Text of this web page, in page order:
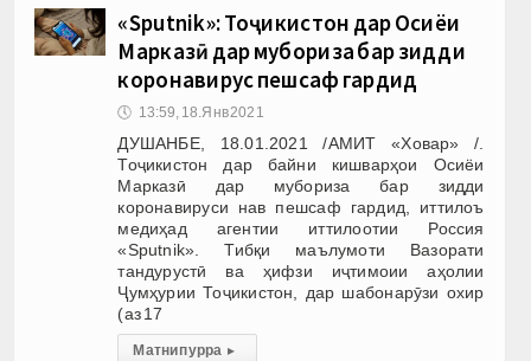
«Sputnik»: Тоҷикистон дар Осиёи
Марказӣ дар мубориза бар зидди
коронавирус пешсаф гардид
🕔 13:59, 18.Янв 2021
ДУШАНБЕ, 18.01.2021 /АМИТ «Ховар» /.
Тоҷикистон дар байни кишварҳои Осиёи
Марказӣ дар мубориза бар зидди
коронавируси нав пешсаф гардид, иттилоъ
медиҳад агентии иттилоотии Россия
«Sputnik». Тибқи маълумоти Вазорати
тандурустӣ ва ҳифзи иҷтимоии аҳолии
Ҷумҳурии Тоҷикистон, дар шабонарӯзи охир
(аз 17
Матни пурра ▸